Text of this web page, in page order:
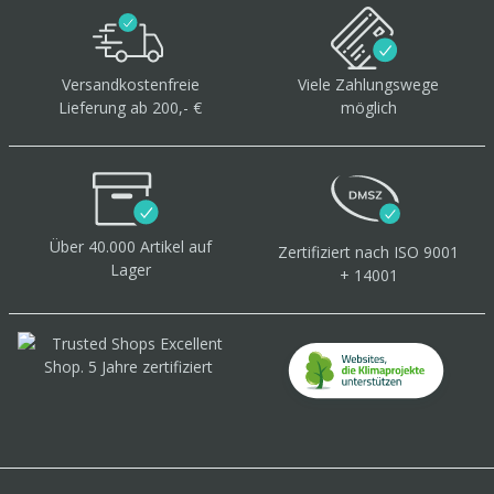
Versandkostenfreie
Lieferung ab 200,- €
Viele Zahlungswege
möglich
Über 40.000 Artikel auf
Lager
Zertifiziert nach ISO 9001
+ 14001